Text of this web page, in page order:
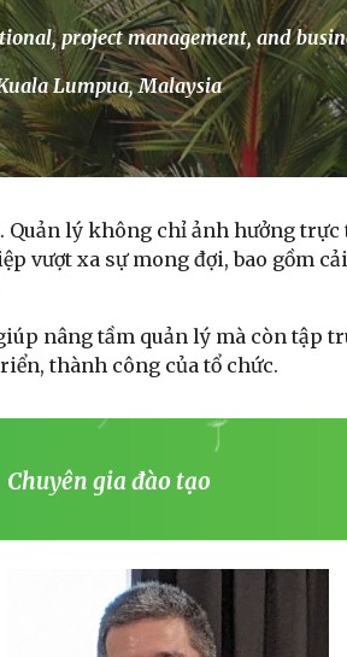
project management, and
Lumpua, Malaysia
. Quản lý không chỉ ảnh hưởng
vượt xa sự mong đợi, bao gồm
nâng tầm quản lý mà còn tập
thành công của tổ chức.
Chuyên gia đào tạo